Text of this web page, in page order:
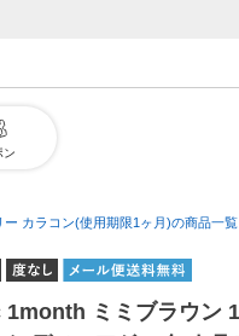
カラコン(使用期限1ヶ月)の商品一覧
ミミブラウン
ン